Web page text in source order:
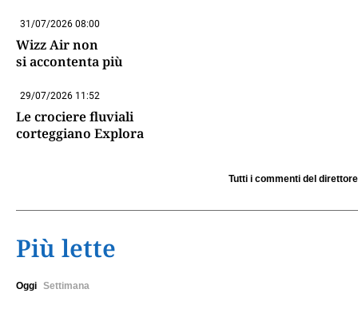
31/07/2026 08:00
Wizz Air non
si accontenta più
29/07/2026 11:52
Le crociere fluviali
corteggiano Explora
Tutti i commenti del direttore
Più lette
Oggi Settimana